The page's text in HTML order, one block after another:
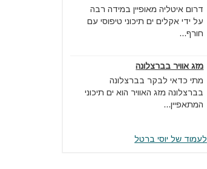
דרום איטליה מאופיין במידה רבה
על ידי אקלים ים תיכוני טיפוסי עם
חורף...
מזג אוויר בברצלונה
מתי כדאי לבקר בברצלונה
בברצלונה מזג האוויר הוא ים תיכוני
המתאפיין...
לעמוד של יוסי ברטל